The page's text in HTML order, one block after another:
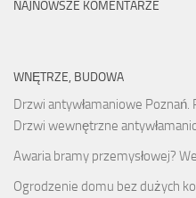
NAJNOWSZE KOMENTARZE
WNĘTRZE, BUDOWA
Drzwi antywłamaniowe Poznań.
Drzwi wewnętrzne
Awaria bramy przemysłowej?
Ogrodzenie domu bez dużych